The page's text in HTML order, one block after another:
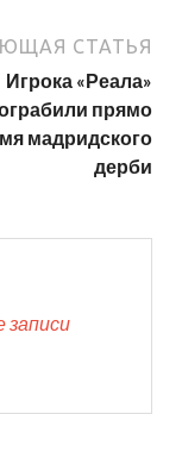
СТАТЬЯ
Игрока «Реала»
прямо
мадридского
дерби